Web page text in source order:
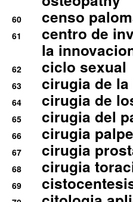
60 censo
61
centro de
la
62 ciclo sexual
63 cirugia de
64 cirugia de
65 cirugia del
66 cirugia
67 cirugia
68 cirugia
69